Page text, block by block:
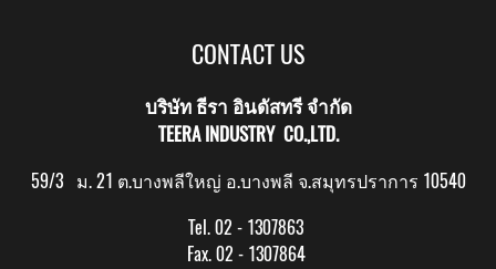
CONTACT US
บริษัท ธีรา อินดัสทรี จำกัด
TEERA INDUSTRY CO.,LTD.
59/3 ม. 21 ต.บางพลีใหญ่ อ.บางพลี จ.สมุทรปราการ 10540
Tel. 02 - 1307863
Fax. 02 - 1307864